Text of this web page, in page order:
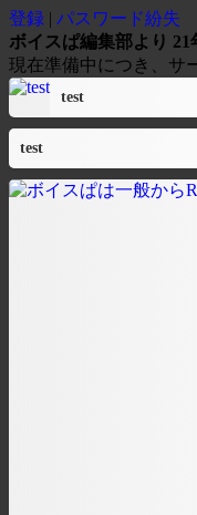
登録 | パスワード紛失
ボイスぱ編集部より 21
現在準備中につき、サ
test
test